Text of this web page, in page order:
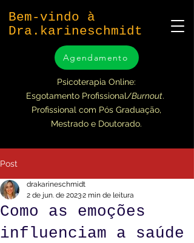
Agendamento
Bem-vindo à
Dra.karineschmidt
Psicoterapia Online:
Esgotamento Profissional/Burnout.
Profissional com Pós Graduação,
Mestrado e Doutorado.
Post
Como as emoções
influenciam a saúde
drakarineschmidt
2 de jun. de 20232 min de leitura